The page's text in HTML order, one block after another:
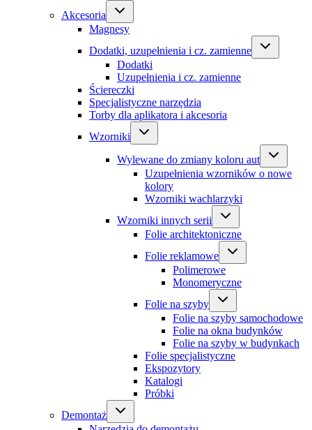
Akcesoria
Magnesy
Dodatki, uzupełnienia i cz. zamienne
Dodatki
Uzupełnienia i cz. zamienne
Ściereczki
Specjalistyczne narzędzia
Torby dla aplikatora i akcesoria
Wzorniki
Wylewane do zmiany koloru aut
Uzupełnienia wzorników o nowe
kolory
Wzorniki wachlarzyki
Wzorniki innych serii
Folie architektoniczne
Folie reklamowe
Polimerowe
Monomeryczne
Folie na szyby
Folie na szyby samochodowe
Folie na okna budynków
Folie na szyby w budynkach
Folie specjalistyczne
Ekspozytory
Katalogi
Próbki
Demontaż